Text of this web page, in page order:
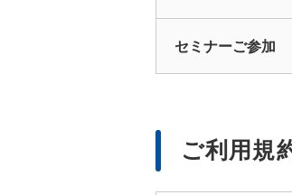
セミナーご参加
ご利用規